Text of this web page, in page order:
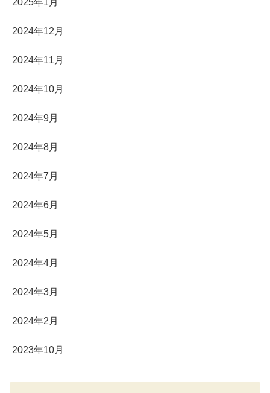
2025年1月
2024年12月
2024年11月
2024年10月
2024年9月
2024年8月
2024年7月
2024年6月
2024年5月
2024年4月
2024年3月
2024年2月
2023年10月